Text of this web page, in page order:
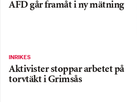
AFD går framåt i ny mätning
INRIKES
Aktivister stoppar arbetet på
torvtäkt i Grimsås